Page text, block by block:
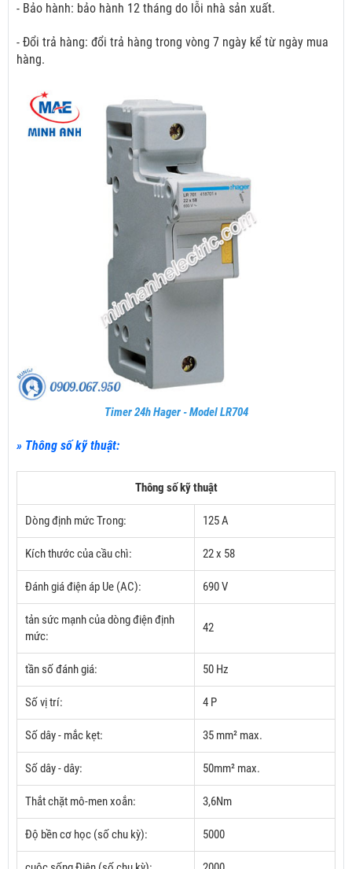
- Bảo hành: bảo hành 12 tháng do lỗi nhà sản xuất.
- Đổi trả hàng: đổi trả hàng trong vòng 7 ngày kể từ ngày mua
hàng.
Timer 24h Hager - Model LR704
» Thông số kỹ thuật:
Thông số kỹ thuật
Dòng định mức Trong: 125 A
Kích thước của cầu chì: 22 x 58
Đánh giá điện áp Ue (AC): 690 V
tản sức mạnh của dòng điện định
mức:
42
tần số đánh giá: 50 Hz
Số vị trí: 4 P
Số dây - mắc kẹt: 35 mm² max.
Số dây - dây: 50mm² max.
Thắt chặt mô-men xoắn: 3,6Nm
Độ bền cơ học (số chu kỳ): 5000